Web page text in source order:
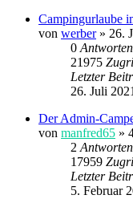
Campingurlaube
von werber» 26.
0 Antworten
21975
Letzter
26. Juli
Der Admin-
von manfred65 »
2 Antworten
17959
Letzter
5. Februar